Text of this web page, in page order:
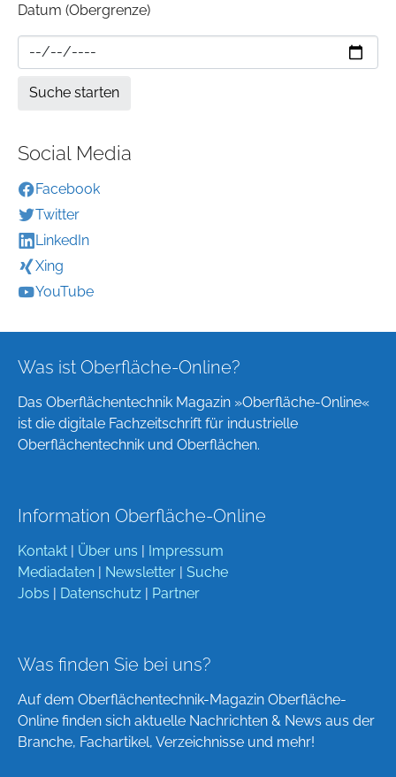
Datum (Obergrenze)
Social Media
Facebook
Twitter
LinkedIn
Xing
YouTube
Was ist Oberfläche-Online?
Das Oberflächentechnik Magazin »Oberfläche-Online«
ist die digitale Fachzeitschrift für industrielle
Oberflächentechnik und Oberflächen.
Information Oberfläche-Online
Kontakt Über uns
Impressum
Mediadaten
Newsletter
Suche
Jobs
Datenschutz Partner
Was finden Sie bei uns?
Auf dem Oberflächentechnik-Magazin Oberfläche-
Online finden sich aktuelle Nachrichten & News aus der
Branche, Fachartikel, Verzeichnisse und mehr!